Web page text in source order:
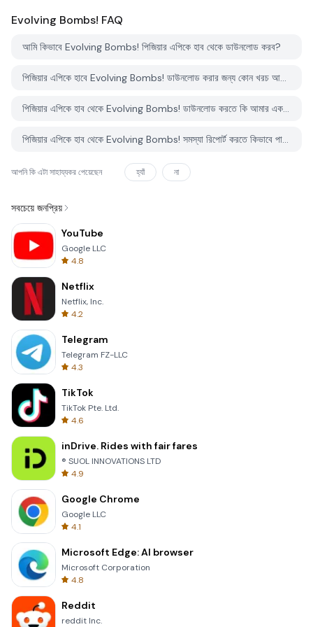
Evolving Bombs! FAQ
আমি কিভাবে Evolving Bombs! পিজিয়ার এপিকে হাব থেকে ডাউনলোড করব?
পিজিয়ার এপিকে হাবে Evolving Bombs! ডাউনলোড করার জন্য কোন খরচ আছে?
পিজিয়ার এপিকে হাব থেকে Evolving Bombs! ডাউনলোড করতে কি আমার একটি অ্যাকাউন্ট দরকার?
পিজিয়ার এপিকে হাব থেকে Evolving Bombs! সমস্যা রিপোর্ট করতে কিভাবে পারি?
আপনি কি এটা সাহায্যকর পেয়েছেন হ্যাঁ না
সবচেয়ে জনপ্রিয়
YouTube
Google LLC
4.8
Netflix
Netflix, Inc.
4.2
Telegram
Telegram FZ-LLC
4.3
TikTok
TikTok Pte. Ltd.
4.6
inDrive. Rides with fair fares
® SUOL INNOVATIONS LTD
4.9
Google Chrome
Google LLC
4.1
Microsoft Edge: AI browser
Microsoft Corporation
4.8
Reddit
reddit Inc.